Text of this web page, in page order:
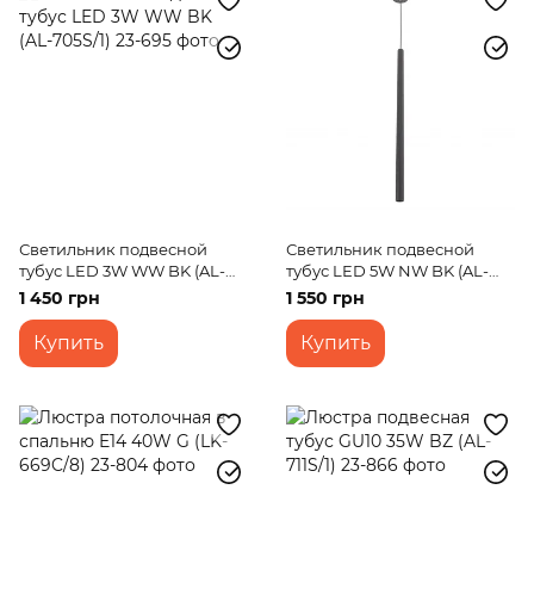
Светильник подвесной
тубус LED 3W WW BK (AL-
705S/1)
1 450 грн
Купить
Светильник подвесной
тубус LED 5W NW BK (AL-
705S/1)
1 550 грн
Купить